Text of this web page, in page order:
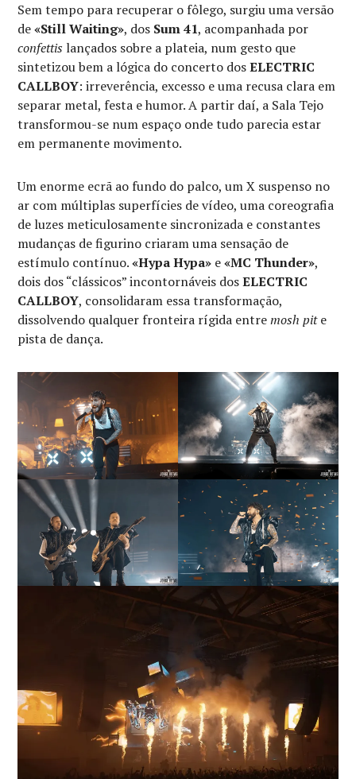
Sem tempo para recuperar o fôlego, surgiu uma versão
de«Still Waiting», dos Sum 41, acompanhada por
confettis lançados sobre a plateia, num gesto que
sintetizou bem a lógica do concerto dosELECTRIC
CALLBOY: irreverência, excesso e uma recusa clara em
separar metal, festa e humor. A partir daí, a Sala Tejo
transformou-se num espaço onde tudo parecia estar
em permanente movimento.
Um enorme ecrã ao fundo do palco, um X suspenso no
ar com múltiplas superfícies de vídeo, uma coreografia
de luzes meticulosamente sincronizada e constantes
mudanças de figurino criaram uma sensação de
estímulo contínuo.«Hypa Hypa» e«MC Thunder»,
dois dos “clássicos” incontornáveis dosELECTRIC
CALLBOY, consolidaram essa transformação,
dissolvendo qualquer fronteira rígida entremosh pite
pista de dança.